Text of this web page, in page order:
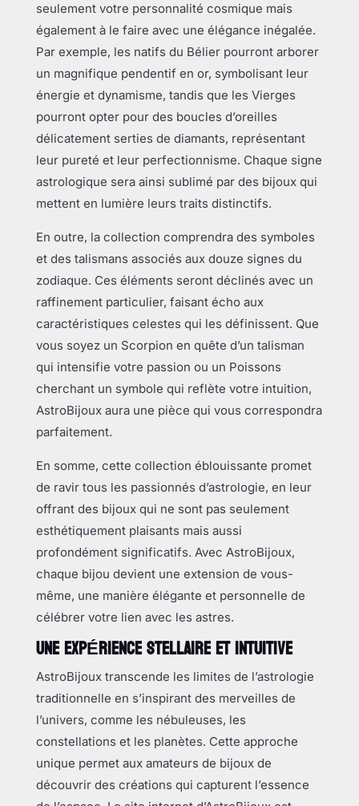
seulement votre personnalité cosmique mais
également à le faire avec une élégance inégalée.
Par exemple, les natifs du Bélier pourront arborer
un magnifique pendentif en or, symbolisant leur
énergie et dynamisme, tandis que les Vierges
pourront opter pour des boucles d’oreilles
délicatement serties de diamants, représentant
leur pureté et leur perfectionnisme. Chaque signe
astrologique sera ainsi sublimé par des bijoux qui
mettent en lumière leurs traits distinctifs.
En outre, la collection comprendra des symboles
et des talismans associés aux douze signes du
zodiaque. Ces éléments seront déclinés avec un
raffinement particulier, faisant écho aux
caractéristiques celestes qui les définissent. Que
vous soyez un Scorpion en quête d’un talisman
qui intensifie votre passion ou un Poissons
cherchant un symbole qui reflète votre intuition,
AstroBijoux aura une pièce qui vous correspondra
parfaitement.
En somme, cette collection éblouissante promet
de ravir tous les passionnés d’astrologie, en leur
offrant des bijoux qui ne sont pas seulement
esthétiquement plaisants mais aussi
profondément significatifs. Avec AstroBijoux,
chaque bijou devient une extension de vous-
même, une manière élégante et personnelle de
célébrer votre lien avec les astres.
UNE EXPÉRIENCE STELLAIRE ET INTUITIVE
AstroBijoux transcende les limites de l’astrologie
traditionnelle en s’inspirant des merveilles de
l’univers, comme les nébuleuses, les
constellations et les planètes. Cette approche
unique permet aux amateurs de bijoux de
découvrir des créations qui capturent l’essence